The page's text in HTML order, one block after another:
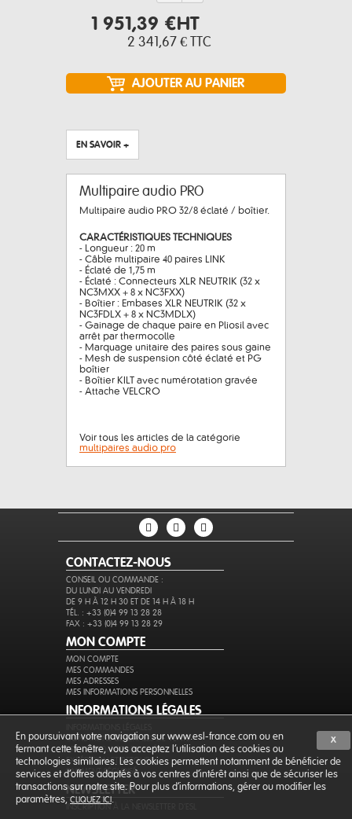
1 951,39 €HT
2 341,67 € TTC
EN SAVOIR +
Multipaire audio PRO
Multipaire audio PRO 32/8 éclaté / boîtier.
CARACTÉRISTIQUES TECHNIQUES
- Longueur : 20 m
- Câble multipaire 40 paires LINK
- Éclaté de 1,75 m
- Éclaté : Connecteurs XLR NEUTRIK (32 x
NC3MXX + 8 x NC3FXX)
- Boîtier : Embases XLR NEUTRIK (32 x
NC3FDLX + 8 x NC3MDLX)
- Gainage de chaque paire en Pliosil avec
arrêt par thermocolle
- Marquage unitaire des paires sous gaine
- Mesh de suspension côté éclaté et PG
boîtier
- Boîtier KILT avec numérotation gravée
- Attache VELCRO
Voir tous les articles de la catégorie
multipaires audio pro
CONTACTEZ-NOUS
CONSEIL OU COMMANDE :
DU LUNDI AU VENDREDI
DE 9 H À 12 H 30 ET DE 14 H À 18 H
TÉL. : +33 (0)4 99 13 28 28
FAX : +33 (0)4 99 13 28 29
MON COMPTE
MON COMPTE
MES COMMANDES
MES ADRESSES
MES INFORMATIONS PERSONNELLES
INFORMATIONS LÉGALES
CONDITIONS GÉNÉRALES DE VENTE
PROTECTION DES DONNÉES
EXPÉDITION ET RETOURS
PAIEMENT SÉCURISÉ
NEWSLETTER
INSCRIPTION À LA NEWSLETTER D'ESL
X
En poursuivant votre navigation sur www.esl-france.com ou en
fermant cette fenêtre, vous acceptez l’utilisation des cookies ou
technologies similaires. Les cookies permettent notamment de bénéficier de
services et d'offres adaptés à vos centres d'intérêt ainsi que de sécuriser les
transactions sur notre site. Pour plus d'informations, gérer ou modifier les
paramètres, CLIQUEZ ICI.